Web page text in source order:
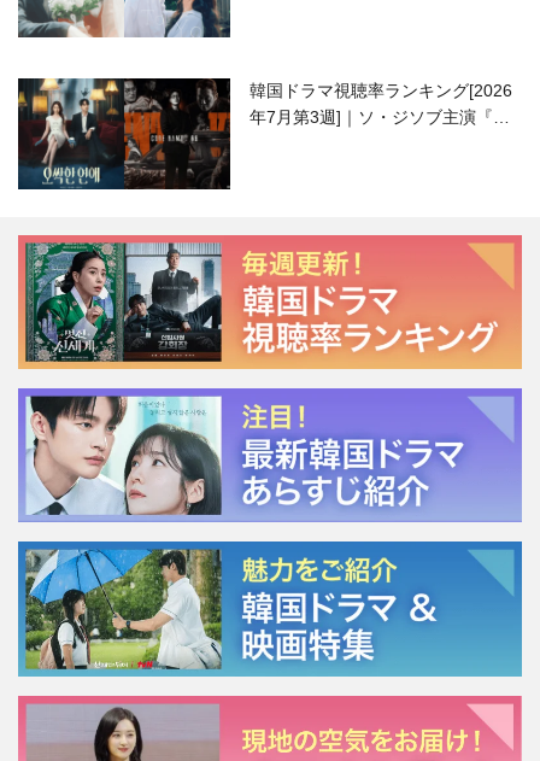
韓国ドラマ視聴率ランキング[2026
年7月第3週]｜ソ・ジソブ主演『エ